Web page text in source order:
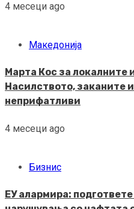
4 месеци ago
Македонија
Марта Кос за локалните
Насилството, заканите
неприфатливи
4 месеци ago
Бизнис
ЕУ алармира: подгответе